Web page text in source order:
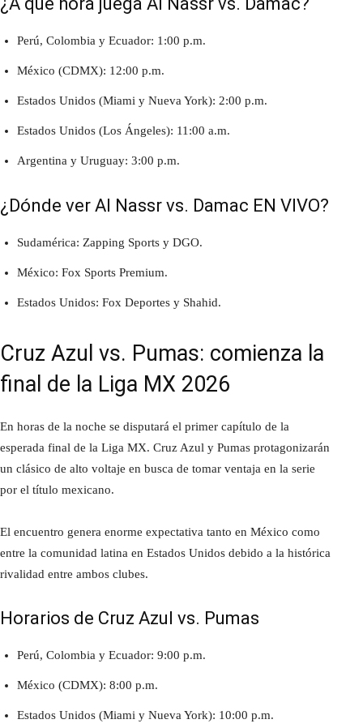
Perú, Colombia y Ecuador: 1:00 p.m.
México (CDMX): 12:00 p.m.
Estados Unidos (Miami y Nueva York): 2:00 p.m.
Estados Unidos (Los Ángeles): 11:00 a.m.
Argentina y Uruguay: 3:00 p.m.
¿Dónde ver Al Nassr vs. Damac EN VIVO?
Sudamérica: Zapping Sports y DGO.
México: Fox Sports Premium.
Estados Unidos: Fox Deportes y Shahid.
Cruz Azul vs. Pumas: comienza la
final de la Liga MX 2026
En horas de la noche se disputará el primer capítulo de la
esperada final de la Liga MX. Cruz Azul y Pumas protagonizarán
un clásico de alto voltaje en busca de tomar ventaja en la serie
por el título mexicano.
El encuentro genera enorme expectativa tanto en México como
entre la comunidad latina en Estados Unidos debido a la histórica
rivalidad entre ambos clubes.
Horarios de Cruz Azul vs. Pumas
Perú, Colombia y Ecuador: 9:00 p.m.
México (CDMX): 8:00 p.m.
Estados Unidos (Miami y Nueva York): 10:00 p.m.